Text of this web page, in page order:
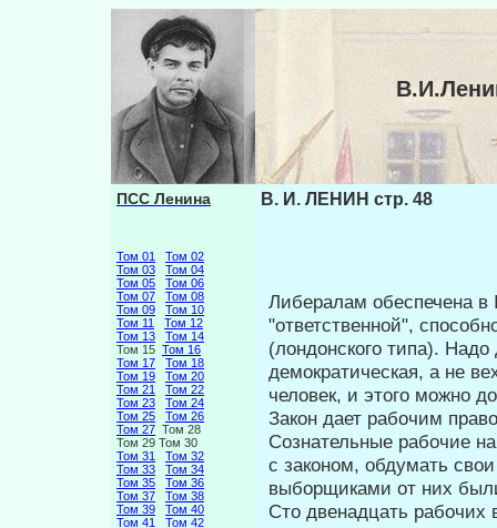
ПСС Ленина
Том 01
Том 02
Том 03
Том 04
Том 05
Том 06
Том 07
Том 08
Том 09
Том 10
Том 11
Том 12
Том 13
Том 14
Том 15 Том 16
Том 17
Том 18
Том 19
Том 20
Том 21
Том 22
Том 23
Том 24
Том 25
Том 26
Том 27 Том 28
Том 29 Том 30
Том 31
Том 32
Том 33
Том 34
Том 35
Том 36
Том 37
Том 38
Том 39
Том 40
Том 41
Том 42
В. И. ЛЕНИН стр. 48
Либералам обеспечена
"ответствен­ной",
(лондонского типа).
демократическая, а не
человек, и этого можно
Закон дает рабочим
Сознательные ра­бочие
с законом, обдумать
выборщиками от них
Сто двенадцать